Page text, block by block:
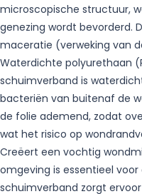
microscopische structuur,
genezing wordt bevorderd.
maceratie (verweking van
Waterdichte polyurethaan
schuimverband is
bacteriën van buitenaf de
de folie ademend, zodat
wat het risico op
Creëert een vochtig
omgeving is essentieel
schuimverband zorgt